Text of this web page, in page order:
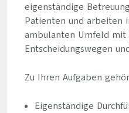
eigenständige
Patienten und arbeiten
ambulanten Umfeld mit
Entscheidungswegen
Zu Ihren Aufgaben
Eigenständige